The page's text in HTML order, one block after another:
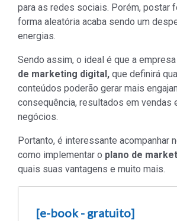
para as redes sociais. Porém, postar
forma aleatória acaba sendo um
energias.
Sendo assim, o ideal é que a
de marketing digital, que definirá
conteúdos poderão gerar mais
consequência, resultados em vendas
negócios.
Portanto, é interessante acompanhar
como implementar o plano de
quais suas vantagens e muito mais.
[e-book - gratuito]